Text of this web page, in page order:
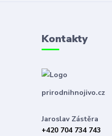
Kontakty
prirodnihnojivo.cz
Jaroslav Zástěra
+420 704 734 743